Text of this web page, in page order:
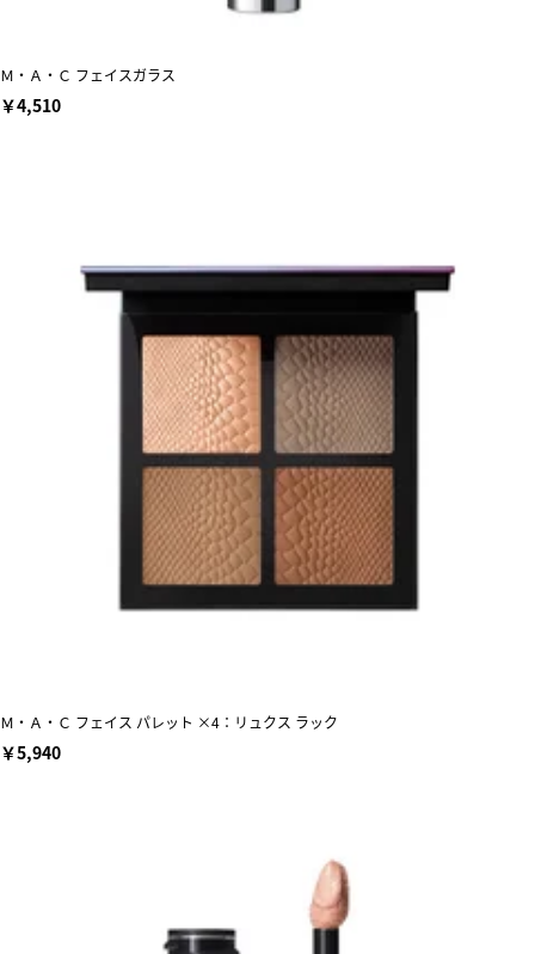
Ｍ・Ａ・Ｃ フェイスガラス
￥4,510
Ｍ・Ａ・Ｃ フェイス パレット ×4：リュクス ラック
￥5,940